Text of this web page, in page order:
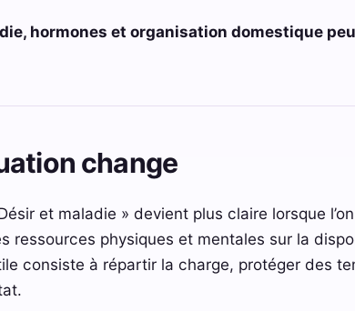
hormones et organisation domestique
change
et maladie » devient plus claire lorsque
ressources physiques et mentales sur la
consiste à répartir la charge, protéger des